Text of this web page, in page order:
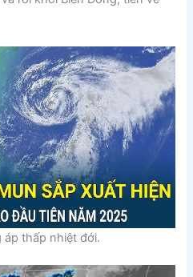
thấp nhiệt đới.